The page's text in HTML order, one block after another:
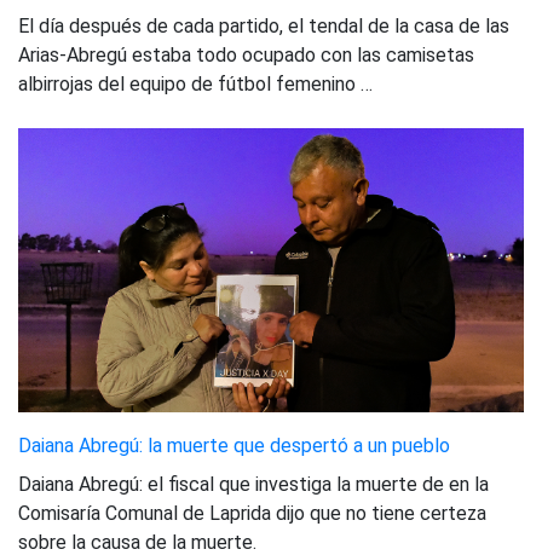
El día después de cada partido, el tendal de la casa de las
Arias-Abregú estaba todo ocupado con las camisetas
albirrojas del equipo de fútbol femenino …
Daiana Abregú: la muerte que despertó a un pueblo
Daiana Abregú: el fiscal que investiga la muerte de en la
Comisaría Comunal de Laprida dijo que no tiene certeza
sobre la causa de la muerte.